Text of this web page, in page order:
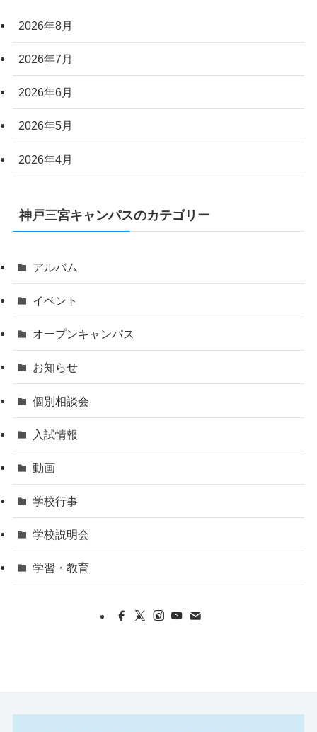
2026年8月
2026年7月
2026年6月
2026年5月
2026年4月
神戸三宮キャンパスのカテゴリー
アルバム
イベント
オープンキャンパス
お知らせ
個別相談会
入試情報
動画
学校行事
学校説明会
学習・教育